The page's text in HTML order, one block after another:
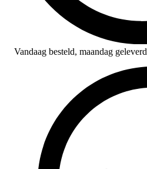
Vandaag besteld, maandag geleverd